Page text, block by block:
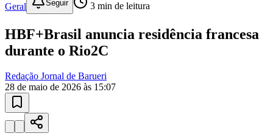
Vitória
10 anos de JBnovo portalconfira as novidades
Esportes ao Vivo
atualizadas